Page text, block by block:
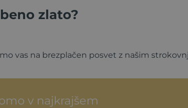
zlato?
vas na brezplačen posvet z našim
v najkrajšem